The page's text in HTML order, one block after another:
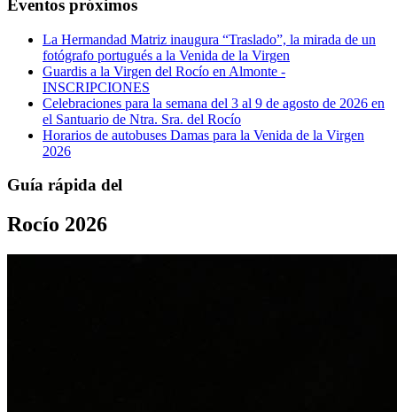
Eventos próximos
La Hermandad Matriz inaugura “Traslado”, la mirada de un
fotógrafo portugués a la Venida de la Virgen
Guardis a la Virgen del Rocío en Almonte -
INSCRIPCIONES
Celebraciones para la semana del 3 al 9 de agosto de 2026 en
el Santuario de Ntra. Sra. del Rocío
Horarios de autobuses Damas para la Venida de la Virgen
2026
Guía rápida del
Rocío 2026